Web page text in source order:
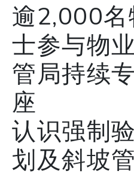
逾2,000
士参与物
管局持续
座
认识强制
划及斜坡